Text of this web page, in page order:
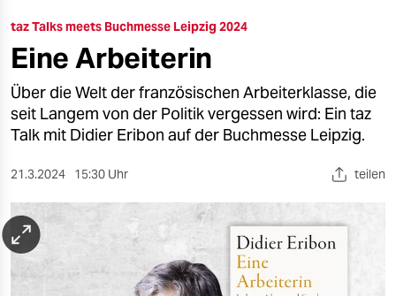
öko
gesellschaft
kultur
nord
wahrheit
taz Talks meets Buchmesse Leipzig 2024
Eine Arbeiterin
Über die Welt der französischen Arbeiterklasse, die
seit Langem von der Politik vergessen wird: Ein taz
Talk mit Didier Eribon auf der Buchmesse Leipzig.
21.3.2024 15:30 Uhr teilen